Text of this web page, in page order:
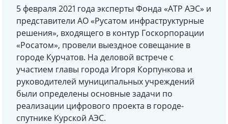
5 февраля 2021 года эксперты Фонда «АТР АЭС» и
представители АО «Русатом инфраструктурные
решения», входящего в контур Госкорпорации
«Росатом», провели выездное совещание в
городе Курчатов. На деловой встрече с
участием главы города Игоря Корпункова и
руководителей муниципальных учреждений
были определены основные задачи по
реализации цифрового проекта в городе-
спутнике Курской АЭС.